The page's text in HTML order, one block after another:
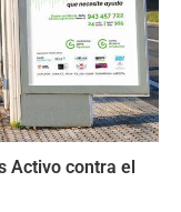
Activo contra el